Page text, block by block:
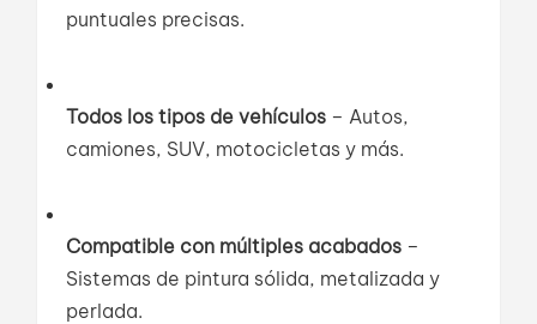
puntuales precisas.
Todos los tipos de vehículos – Autos,
camiones, SUV, motocicletas y más.
Compatible con múltiples acabados –
Sistemas de pintura sólida, metalizada y
perlada.